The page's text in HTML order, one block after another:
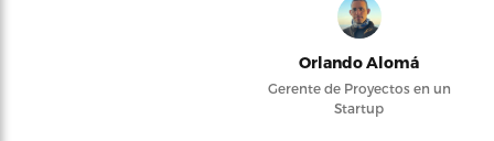
Orlando Alomá
Gerente de Proyectos en un
Startup